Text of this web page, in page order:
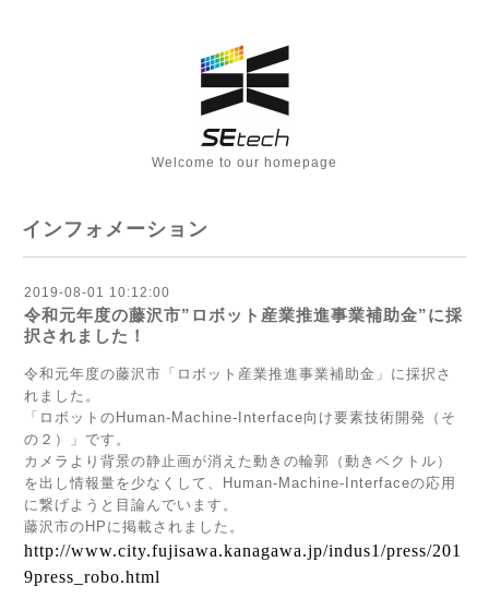
Welcome to our homepage
インフォメーション
2019-08-01 10:12:00
令和元年度の藤沢市”ロボット産業推進事業補助金”に採
択されました！
令和元年度の藤沢市「ロボット産業推進事業補助金」に採択さ
れました。
「ロボットのHuman-Machine-Interface向け要素技術開発（そ
の２）」です。
カメラより背景の静止画が消えた動きの輪郭（動きベクトル）
を出し情報量を少なくして、Human-Machine-Interfaceの応用
に繋げようと目論んでいます。
藤沢市のHPに掲載されました。
http://www.city.fujisawa.kanagawa.jp/indus1/press/201
9press_robo.html